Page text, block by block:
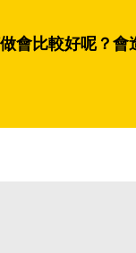
會比較好呢？會
寶貝即將上小學
和教育專家的建
生活及團體適應
助您陪伴孩子做
小教導主任帶爸